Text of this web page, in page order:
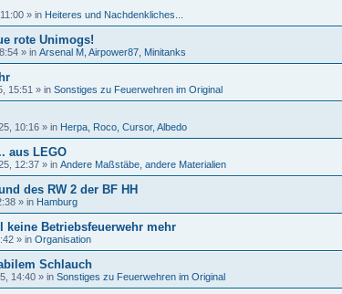
» in Heiteres und Nachdenkliches...
rote Unimogs!
» in Arsenal M, Airpower87, Minitanks
15:51 » in Sonstiges zu Feuerwehren im Original
10:16 » in Herpa, Roco, Cursor, Albedo
aus LEGO
12:37 » in Andere Maßstäbe, andere Materialien
des RW 2 der BF HH
» in Hamburg
keine Betriebsfeuerwehr mehr
» in Organisation
Schlauch
14:40 » in Sonstiges zu Feuerwehren im Original